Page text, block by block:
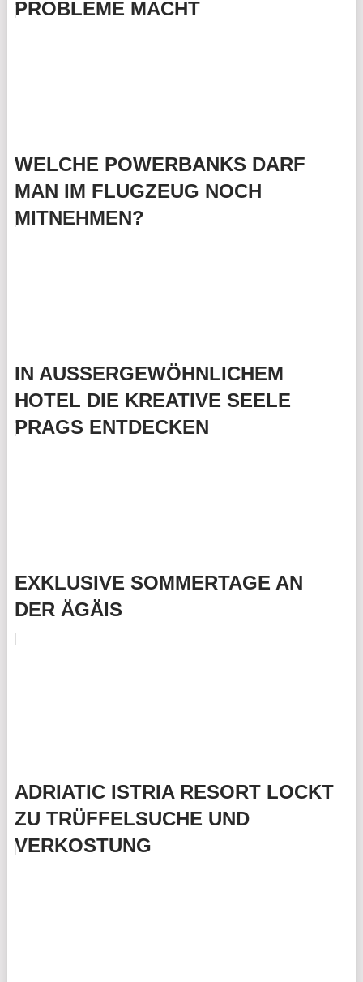
PROBLEME MACHT
WELCHE POWERBANKS DARF
MAN IM FLUGZEUG NOCH
MITNEHMEN?
IN AUSSERGEWÖHNLICHEM
HOTEL DIE KREATIVE SEELE
PRAGS ENTDECKEN
EXKLUSIVE SOMMERTAGE AN
DER ÄGÄIS
ADRIATIC ISTRIA RESORT LOCKT
ZU TRÜFFELSUCHE UND
VERKOSTUNG